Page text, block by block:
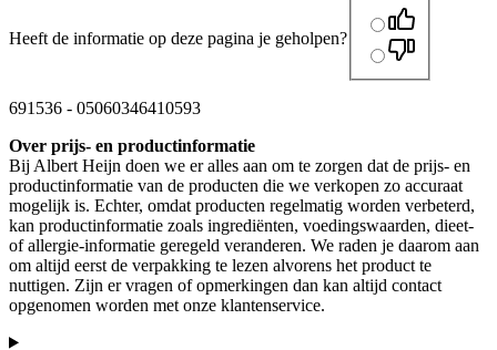
Heeft de informatie op deze pagina je geholpen?
691536 - 05060346410593
Over prijs- en productinformatie
Bij Albert Heijn doen we er alles aan om te zorgen dat de prijs- en
productinformatie van de producten die we verkopen zo accuraat
mogelijk is. Echter, omdat producten regelmatig worden verbeterd,
kan productinformatie zoals ingrediënten, voedingswaarden, dieet-
of allergie-informatie geregeld veranderen. We raden je daarom aan
om altijd eerst de verpakking te lezen alvorens het product te
nuttigen. Zijn er vragen of opmerkingen dan kan altijd contact
opgenomen worden met onze klantenservice.